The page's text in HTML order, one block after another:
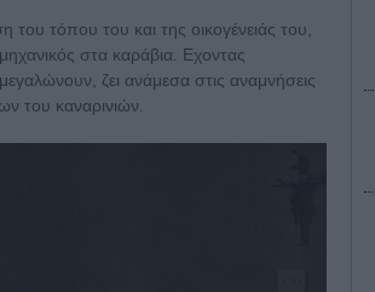
τόπου του και της οικογένειάς του,
στα καράβια. Εχοντας
ζει ανάμεσα στις αναμνήσεις
του καναρινιών.